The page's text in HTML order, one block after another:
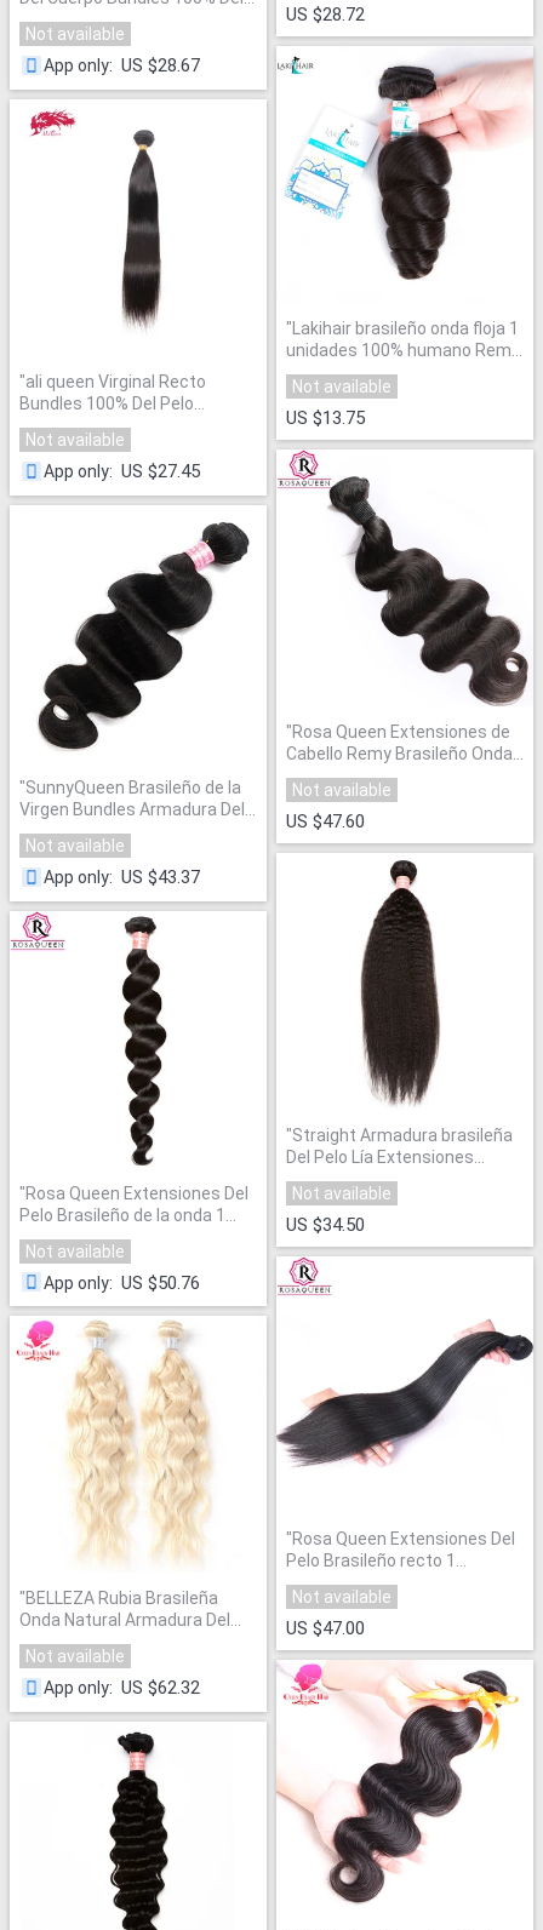
Pelo Humano Que Teje
Not available
App only: US $28.67
"ali queen Virginal Recto
Bundles 100% Del Pelo
Humano Que Teje
Not available
App only: US $27.45
"SunnyQueen Brasileño de la
Virgen Bundles Armadura Del
Pelo Extensión
Not available
App only: US $43.37
"Rosa Queen Extensiones Del
Pelo Brasileño de la onda 1
Unidades"
Not available
App only: US $50.76
"BELLEZA Rubia Brasileña
Onda Natural Armadura Del
Pelo Humano"
Not available
App only: US $62.32
US $28.72
" Lakihair brasileño onda floja 1
unidades 100% humano Remy
Extensiones de pelo Color
Natural paquetes armadura
del pelo del envío libre
Not available
US $13.75
"Rosa Queen Extensiones de
Cabello Remy Brasileño Onda
del cuerpo 1 Unidades
Not available
US $47.60
"Straight Armadura brasileña
Del Pelo Lía Extensiones
SunnyQueen"
Not available
US $34.50
"Rosa Queen Extensiones Del
Pelo Brasileño recto 1
Unidades"
Not available
US $47.00